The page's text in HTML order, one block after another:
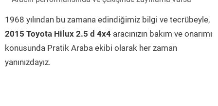
1968 yılından bu zamana edindiğimiz bilgi ve tecrübeyle,
2015 Toyota Hilux 2.5 d 4x4 aracınızın bakım ve onarımı
konusunda Pratik Araba ekibi olarak her zaman
yanınızdayız.